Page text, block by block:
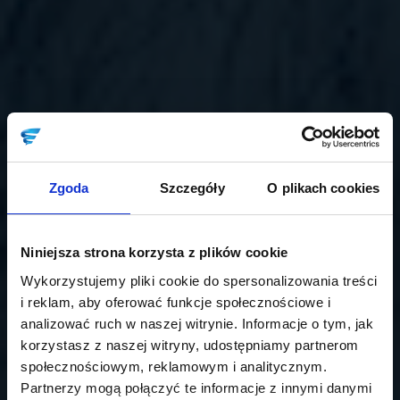
Zgoda Szczegóły O plikach cookies
Niniejsza strona korzysta z plików cookie
Wykorzystujemy pliki cookie do spersonalizowania treści
i reklam, aby oferować funkcje społecznościowe i
analizować ruch w naszej witrynie. Informacje o tym, jak
korzystasz z naszej witryny, udostępniamy partnerom
społecznościowym, reklamowym i analitycznym.
Partnerzy mogą połączyć te informacje z innymi danymi